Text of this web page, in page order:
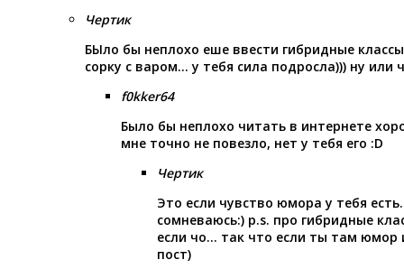
Чертик
БЫло бы неплохо еше ввести гибридные
сорку с варом… у тебя сила подросла))) ну или
f0kker64
Было бы неплохо читать в интернете
мне точно не повезло, нет у тебя его :D
Чертик
Это если чувство юмора у тебя
сомневаюсь:) p.s. про гибридные
если чо… так что если ты там
пост)